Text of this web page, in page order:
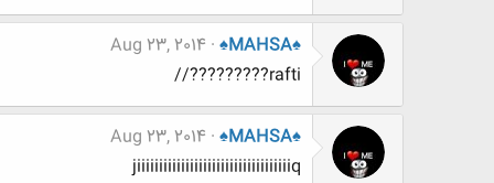
♠MAHSA♠
Aug 23, 2014
rafti?????????//
♠MAHSA♠
Aug 23, 2014
jiiiiiiiiiiiiiiiiiiiiiiiiiiiiiiiiiiiq